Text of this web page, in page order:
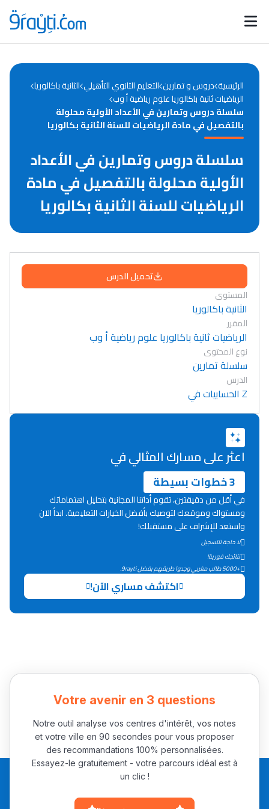
Catégories
d'actualités
Annonces bourses
Lycée Maroc
Collège au Maroc
Interviews/Vidéos
+ de 89 Interviews/Vidéos
دليل المهن
الرئيسية دروس و تمارين التعليم الثانوي التأهيلي الثانية باكالوريا
الرياضيات ثانية باكالوريا علوم رياضية أ وب
سلسلة دروس وتمارين في الأعداد الأولية محلولة
بالتفصيل في مادة الرياضيات للسنة الثانية بكالوريا
سلسلة دروس وتمارين في الأعداد
الأولية محلولة بالتفصيل في مادة
الرياضيات للسنة الثانية بكالوريا
تحميل الدرس
المستوى
الثانية باكالوريا
المقرر
الرياضيات ثانية باكالوريا علوم رياضية أ وب
نوع المحتوى
سلسلة تمارين
الدرس
Z الحسابيات في
اعثر على مسارك المثالي في
3 خطوات بسيطة
في أقل من دقيقتين، تقوم أداتنا المجانية بتحليل اهتماماتك
ومستواك وموقعك لتوصيك بأفضل الخيارات التعليمية. ابدأ الآن
واستعد للإشراف على مستقبلك!
لا حاجة للتسجيل
نتائجك فورية!
+5000 طالب مغربي وجدوا طريقهم بفضل 9rayti.
اكتشف مساري الآن!
Votre avenir en 3 questions
Notre outil analyse vos centres d'intérêt, vos notes
et votre ville en 90 secondes pour vous proposer
des recommandations 100% personnalisées.
Essayez-le gratuitement - votre parcours idéal est à
un clic !